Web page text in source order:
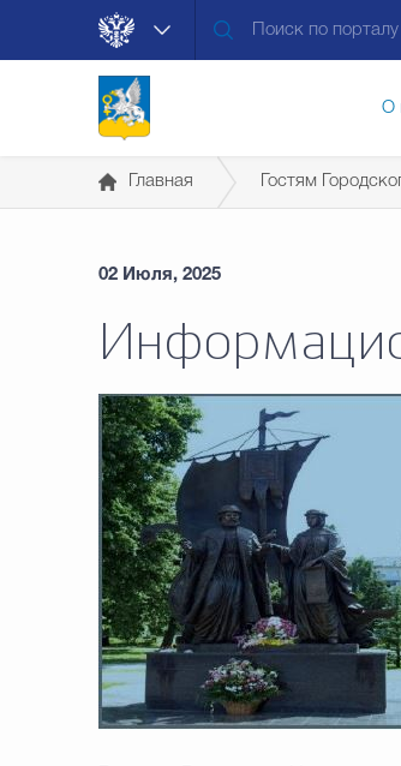
О
Главная Гостям
02 Июля, 2025